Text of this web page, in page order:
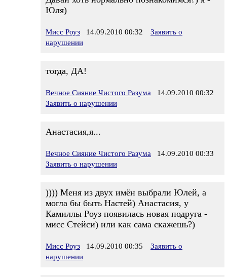
Юля)
Мисс Роуз 14.09.2010 00:32
Заявить о
нарушении
тогда, ДА!
Вечное Сияние Чистого Разума 14.09.2010 00:32
Заявить о нарушении
Анастасия,я...
Вечное Сияние Чистого Разума 14.09.2010 00:33
Заявить о нарушении
)))) Меня из двух имён выбрали Юлей, а
могла бы быть Настей) Анастасия, у
Камиллы Роуз появилась новая подруга -
мисс Стейси) или как сама скажешь?)
Мисс Роуз 14.09.2010 00:35
Заявить о
нарушении